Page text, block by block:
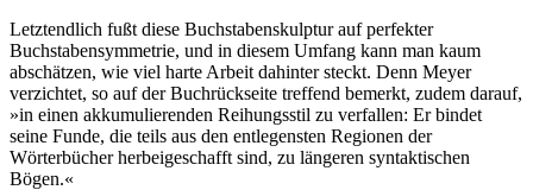
Letztendlich fußt diese Buchstabenskulptur auf perfekter
Buchstabensymmetrie, und in diesem Umfang kann man kaum
abschätzen, wie viel harte Arbeit dahinter steckt. Denn Meyer
verzichtet, so auf der Buchrückseite treffend bemerkt, zudem darauf,
»in einen akkumulierenden Reihungsstil zu verfallen: Er bindet
seine Funde, die teils aus den entlegensten Regionen der
Wörterbücher herbeigeschafft sind, zu längeren syntaktischen
Bögen.«